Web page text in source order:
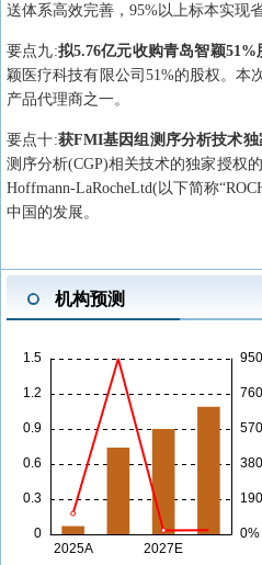
送体系高效完善，95%以上标本实现
要点九:拟5.76亿元收购青岛智颖
颖医疗科技有限公司51%的股权。本
产品代理商之一。
要点十:获FMI基因组测序分析技术
测序分析(CGP)相关技术的独家授权
Hoffmann-LaRocheLtd(以下简称
中国的发展。
机构预测